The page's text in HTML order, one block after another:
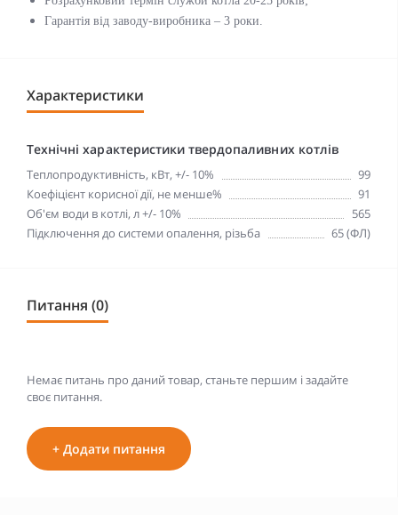
Гарантія від заводу-виробника – 3 роки.
Характеристики
Технічні характеристики твердопаливних котлів
Теплопродуктивність, кВт, +/- 10%
99
Коефіцієнт корисної дії, не менше%
91
Об'єм води в котлі, л +/- 10%
565
Підключення до системи опалення, різьба
65 (ФЛ)
Питання (0)
Немає питань про даний товар, станьте першим і задайте
своє питання.
+ Додати питання